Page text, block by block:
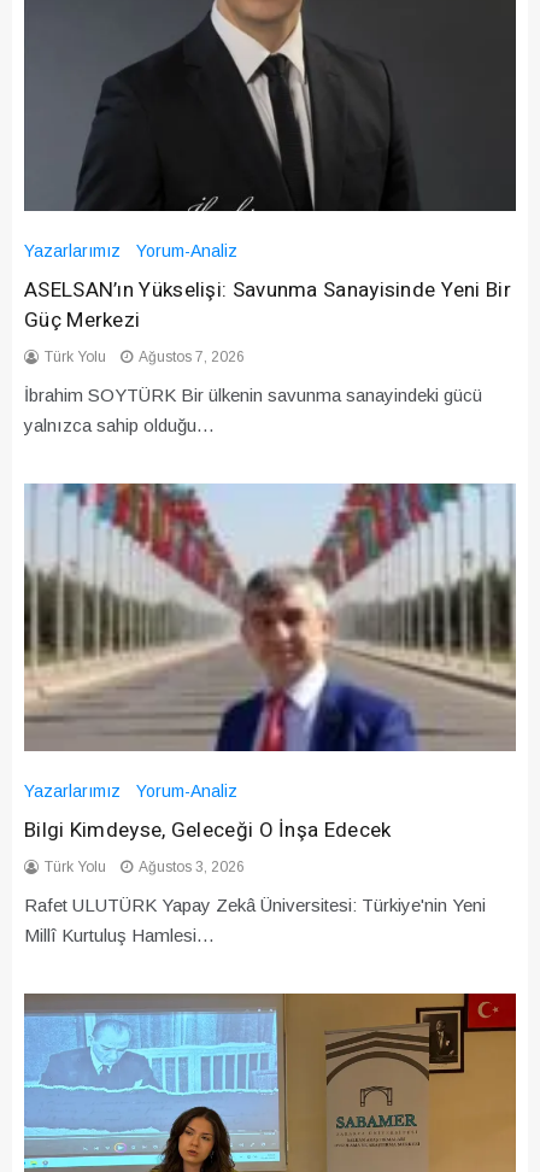
Yazarlarımız Yorum-Analiz
ASELSAN’ın Yükselişi: Savunma Sanayisinde Yeni Bir
Güç Merkezi
Türk Yolu Ağustos 7, 2026
İbrahim SOYTÜRK Bir ülkenin savunma sanayindeki gücü
yalnızca sahip olduğu…
Yazarlarımız Yorum-Analiz
Bilgi Kimdeyse, Geleceği O İnşa Edecek
Türk Yolu Ağustos 3, 2026
Rafet ULUTÜRK Yapay Zekâ Üniversitesi: Türkiye'nin Yeni
Millî Kurtuluş Hamlesi…